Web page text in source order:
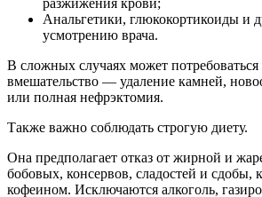
разжижения крови;
Анальгетики, глюкокортикоиды и
усмотрению врача.
В сложных случаях может потребоваться
вмешательство — удаление камней,
или полная нефрэктомия.
Также важно соблюдать строгую диету.
Она предполагает отказ от жирной и
бобовых, консервов, сладостей и сдобы,
кофеином. Исключаются алкоголь,